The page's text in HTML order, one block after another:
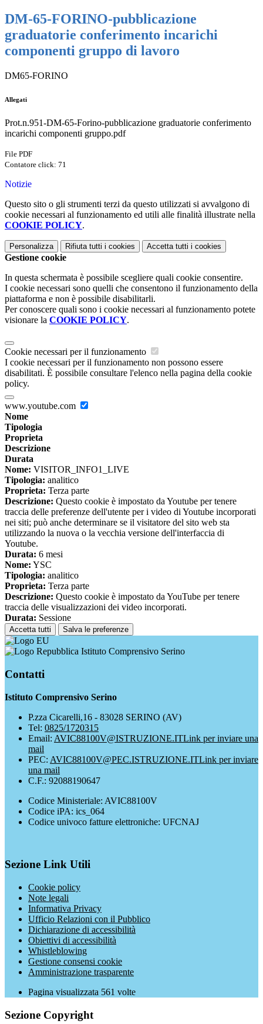
DM-65-FORINO-pubblicazione
graduatorie conferimento incarichi
componenti gruppo di lavoro
DM65-FORINO
Allegati
Prot.n.951-DM-65-Forino-pubblicazione graduatorie conferimento
incarichi componenti gruppo.pdf
File PDF
Contatore click: 71
Notizie
Questo sito o gli strumenti terzi da questo utilizzati si avvalgono di
cookie necessari al funzionamento ed utili alle finalità illustrate nella
COOKIE POLICY.
Personalizza Rifiuta tutti i cookies Accetta tutti i cookies
Gestione cookie
In questa schermata è possibile scegliere quali cookie consentire.
I cookie necessari sono quelli che consentono il funzionamento della
piattaforma e non è possibile disabilitarli.
Per conoscere quali sono i cookie necessari al funzionamento potete
visionare la COOKIE POLICY.
Cookie necessari per il funzionamento
I cookie necessari per il funzionamento non possono essere
disabilitati. È possibile consultare l'elenco nella pagina della cookie
policy.
www.youtube.com
Nome
Tipologia
Proprieta
Descrizione
Durata
Nome: VISITOR_INFO1_LIVE
Tipologia: analitico
Proprieta: Terza parte
Descrizione: Questo cookie è impostato da Youtube per tenere
traccia delle preferenze dell'utente per i video di Youtube incorporati
nei siti; può anche determinare se il visitatore del sito web sta
utilizzando la nuova o la vecchia versione dell'interfaccia di
Youtube.
Durata: 6 mesi
Nome: YSC
Tipologia: analitico
Proprieta: Terza parte
Descrizione: Questo cookie è impostato da YouTube per tenere
traccia delle visualizzazioni dei video incorporati.
Durata: Sessione
Accetta tutti Salva le preferenze
Istituto Comprensivo Serino
Contatti
Istituto Comprensivo Serino
P.zza Cicarelli,16 - 83028 SERINO (AV)
Tel: 0825/1720315
Email: AVIC88100V@ISTRUZIONE.ITLink per inviare una
mail
PEC: AVIC88100V@PEC.ISTRUZIONE.ITLink per inviare
una mail
C.F.: 92088190647
Codice Ministeriale: AVIC88100V
Codice iPA: ics_064
Codice univoco fatture elettroniche: UFCNAJ
Sezione Link Utili
Cookie policy
Note legali
Informativa Privacy
Ufficio Relazioni con il Pubblico
Dichiarazione di accessibilità
Obiettivi di accessibilità
Whistleblowing
Gestione consensi cookie
Amministrazione trasparente
Pagina visualizzata 561 volte
Sezione Copyright